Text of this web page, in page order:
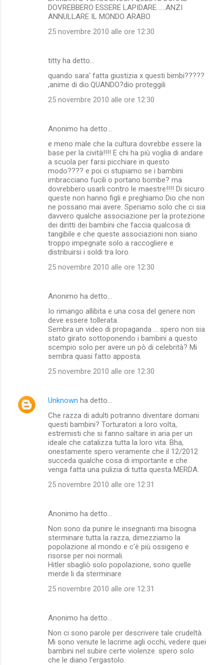
DOVREBBERO ESSERE LAPIDARE......ANZI
ANNULLARE IL MONDO ARABO
25 novembre 2010 alle ore 12:30
titty ha detto…
quando sara' fatta giustizia x questi bimbi?????
,anime di dio.QUANDO?dio proteggili
25 novembre 2010 alle ore 12:30
Anonimo ha detto…
e meno male che la cultura dovrebbe essere la
base per la cività!!!! E chi ha più voglia di andare
a scuola per farsi picchiare in questo
modo???? e poi ci stupiamo se i bambini
imbracciano fucili o portano bombe? ma
dovrebbero usarli contro le maestre!!!! Di sicuro
queste non hanno figli e preghiamo Dio che non
ne possano mai avere. Speriamo solo che ci sia
davvero qualche associazione per la protezione
dei diritti dei bambini che faccia qualcosa di
tangibile e che queste associazioni non siano
troppo impegnate solo a raccogliere e
distribuirsi i soldi tra loro.
25 novembre 2010 alle ore 12:30
Anonimo ha detto…
Io rimango allibita e una cosa del genere non
deve essere tollerata.
Sembra un video di propaganda ... spero non sia
stato girato sottoponendo i bambini a questo
scempio solo per avere un pò di celebrità? Mi
sembra quasi fatto apposta.
25 novembre 2010 alle ore 12:30
Unknown ha detto…
Che razza di adulti potranno diventare domani
questi bambini? Torturatori a loro volta,
estremisti che si fanno saltare in aria per un
ideale che catalizza tutta la loro vita. Bha,
onestamente spero veramente che il 12/2012
succeda qualche cosa di importante e che
venga fatta una pulizia di tutta questa MERDA.
25 novembre 2010 alle ore 12:31
Anonimo ha detto…
Non sono da punire le insegnanti ma bisogna
sterminare tutta la razza, dimezziamo la
popolazione al mondo e c'è più ossigeno e
risorse per noi normali.
Hitler sbagliò solo popolazione, sono quelle
merde li da sterminare
25 novembre 2010 alle ore 12:31
Anonimo ha detto…
Non ci sono parole per descrivere tale crudeltà.
Mi sono venute le lacrime agli occhi, vedere quei
bambini nel subire certe violenze. spero solo
che le diano l'ergastolo.